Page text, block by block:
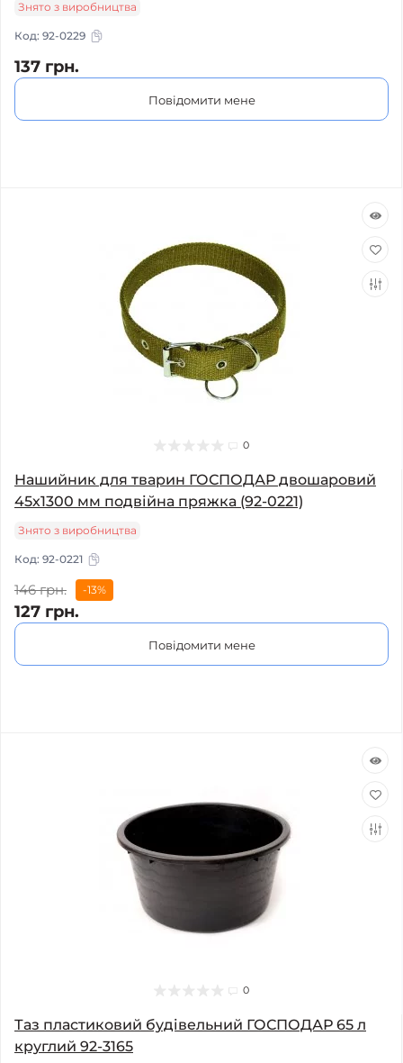
Знято з виробництва
Код: 92-0229
137 грн.
Повідомити мене
0
Нашийник для тварин ГОСПОДАР двошаровий
45х1300 мм подвійна пряжка (92-0221)
Знято з виробництва
Код: 92-0221
146 грн. -13%
127 грн.
Повідомити мене
0
Таз пластиковий будівельний ГОСПОДАР 65 л
круглий 92-3165